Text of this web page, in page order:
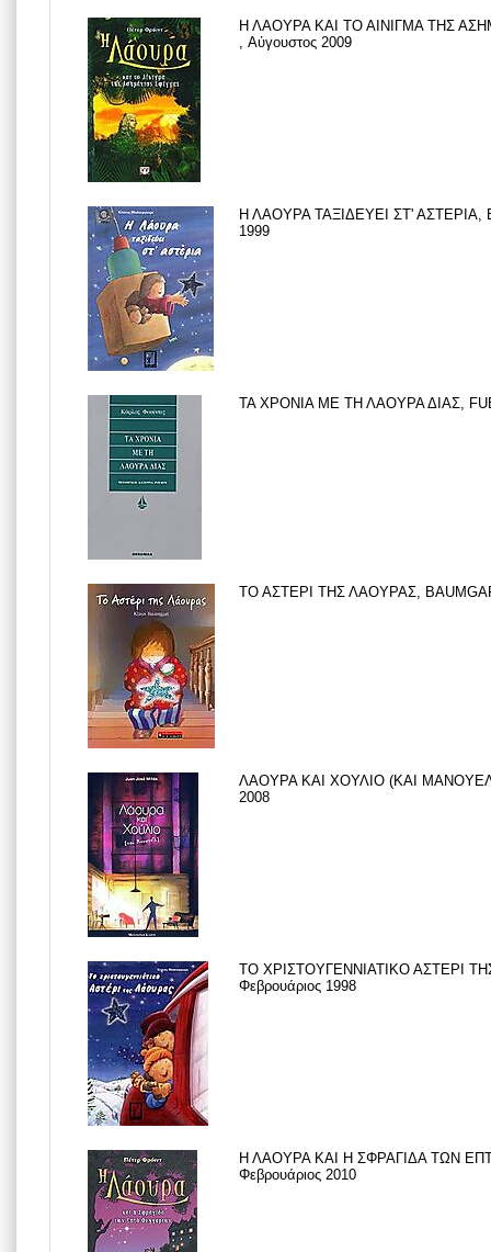
Η ΛΑΟΥΡΑ ΚΑΙ ΤΟ ΑΙΝΙΓΜΑ ΤΗΣ
, Αύγουστος 2009
Η ΛΑΟΥΡΑ ΤΑΞΙΔΕΥΕΙ ΣΤ' ΑΣΤΕΡΙΑ,
1999
ΤΑ ΧΡΟΝΙΑ ΜΕ ΤΗ ΛΑΟΥΡΑ ΔΙΑΣ,
ΤΟ ΑΣΤΕΡΙ ΤΗΣ ΛΑΟΥΡΑΣ,
ΛΑΟΥΡΑ ΚΑΙ ΧΟΥΛΙΟ (ΚΑΙ
2008
ΤΟ ΧΡΙΣΤΟΥΓΕΝΝΙΑΤΙΚΟ ΑΣΤΕΡΙ
Φεβρουάριος 1998
Η ΛΑΟΥΡΑ ΚΑΙ Η ΣΦΡΑΓΙΔΑ ΤΩΝ
Φεβρουάριος 2010